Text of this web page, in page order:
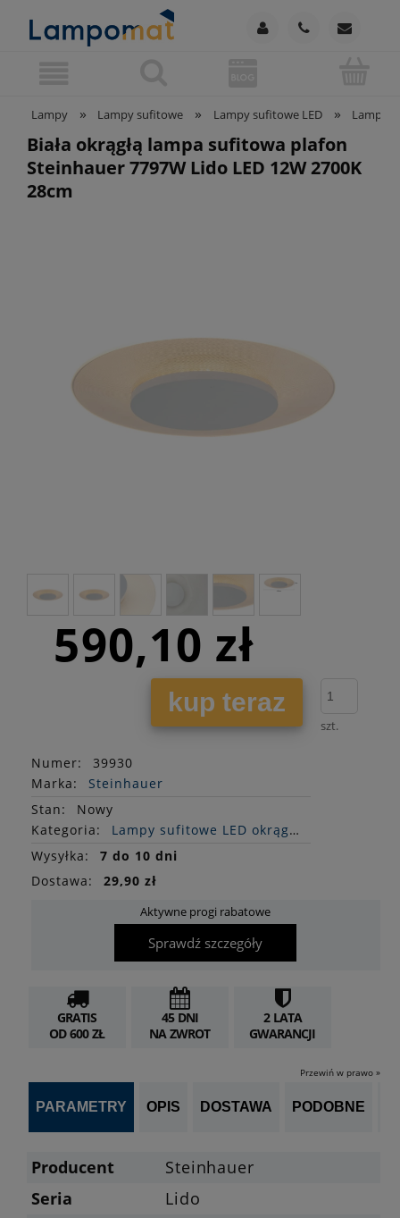
Lampy » Lampy sufitowe » Lampy sufitowe LED » Lampy
Biała okrągłą lampa sufitowa plafon
Steinhauer 7797W Lido LED 12W 2700K
28cm
590,10 zł
kup teraz
szt.
Numer:
39930
Marka:
Steinhauer
Stan:
Nowy
Kategoria:
Lampy sufitowe LED okrągłe
Wysyłka:
7 do 10 dni
Dostawa:
29,90 zł
Aktywne progi rabatowe
Sprawdź szczegóły
GRATIS
OD 600 ZŁ
45 DNI
NA ZWROT
2 LATA
GWARANCJI
Przewiń w prawo »
PARAMETRY OPIS DOSTAWA PODOBNE
Producent
Steinhauer
Seria
Lido